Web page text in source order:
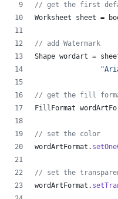
// get the first
Worksheet
sheet =
// add Watermark
Shape wordart =
// get the fill
FillFormat
// set the color
wordArtFormat .
// set the
wordArtFormat .